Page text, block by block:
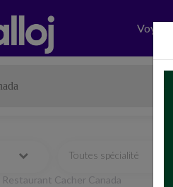
Voyages
Toutes spécialité
Restaurant Cacher Canada